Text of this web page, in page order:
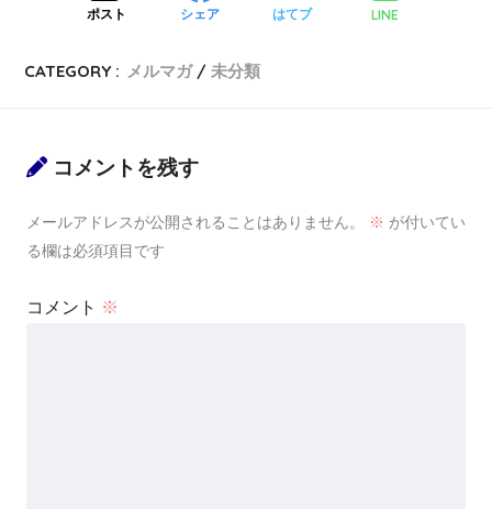
ポスト シェア はてブ LINE
CATEGORY : メルマガ 未分類
コメントを残す
メールアドレスが公開されることはありません。 ※ が付いてい
る欄は必須項目です
コメント ※